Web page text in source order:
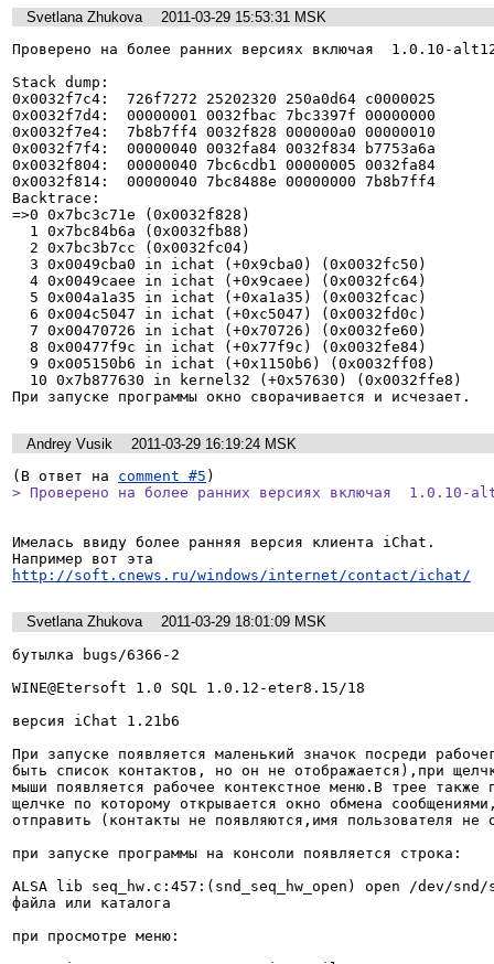
Svetlana Zhukova
2011-03-29 15:53:31 MSK
Проверено на более ранних версиях включая  1.0.10-
Stack dump:
0x0032f7c4:  726f7272 25202320 250a0d64 c0000025
0x0032f7d4:  00000001 0032fbac 7bc3397f 00000000
0x0032f7e4:  7b8b7ff4 0032f828 000000a0 00000010
0x0032f7f4:  00000040 0032fa84 0032f834 b7753a6a
0x0032f804:  00000040 7bc6cdb1 00000005 0032fa84
0x0032f814:  00000040 7bc8488e 00000000 7b8b7ff4
Backtrace:
=>0 0x7bc3c71e (0x0032f828)
При запуске программы окно сворачивается и исчезает.
Andrey Vusik
2011-03-29 16:19:24 MSK
(В ответ на comment #5
> Проверено на более ранних версиях включая  1.0.10-
Имелась ввиду более ранняя версия клиента iChat.
http://soft.cnews.ru/windows/internet/contact/ichat/
Svetlana Zhukova
2011-03-29 18:01:09 MSK
бутылка bugs/6366-2
WINE@Etersoft 1.0 SQL 1.0.12-eter8.15/18
версия iChat 1.21b6
При запуске появляется маленький значок посреди
быть список контактов, но он не отображается),при
мыши появляется рабочее контекстное меню.В трее также
щелчке по которому открывается окно обмена
отправить (контакты не появляются,имя пользователя не
при запуске программы на консоли появляется строка:
ALSA lib seq_hw.c:457:(snd_seq_hw_open) open /dev/
файла или каталога
при просмотре меню: